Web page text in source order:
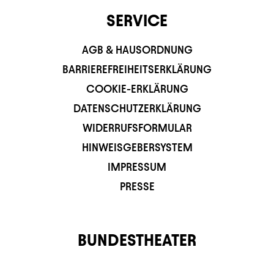
SERVICE
AGB & HAUSORDNUNG
BARRIEREFREIHEITSERKLÄRUNG
COOKIE-ERKLÄRUNG
DATENSCHUTZERKLÄRUNG
WIDERRUFSFORMULAR
HINWEISGEBERSYSTEM
IMPRESSUM
PRESSE
BUNDESTHEATER